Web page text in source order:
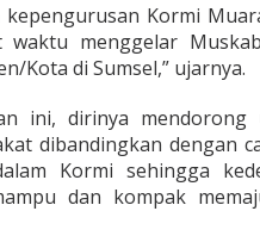
kepengurusan Kormi
menggelar
Kota di Sumsel,” ujarnya.
ini, dirinya mendorong
dibandingkan dengan
Kormi sehingga
dan kompak